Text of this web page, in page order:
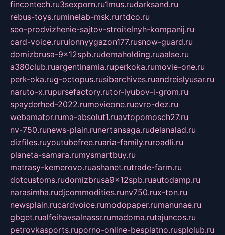
fincontech.ru3sexporn.ru1mus.rudarksand.ru
rebus-toys.ruminelab-msk.rurtdco.ru
seo-prodvizhenie-sajtov-stroitelnyh-kompanij.ru
card-voice.rurulonnyygazon177.rusnow-guard.ru
domizbrusa-9x12spb.rudemaholding.ruaalse.ru
a380club.ruargentinamia.ruperkoka.rumovie-one.ru
perk-oka.rug-octopus.rusibarchives.ruandreislyusar.ru
naruto-x.rupursefactory.rutor-lyubov-i-grom.ru
spayderhed-2022.rumovieone.ruevro-dez.ru
webamator.ruma-absolut1.ruavtopomosch27.ru
nv-750.runews-plain.runertansaga.rudelanalad.ru
dizfiles.ruyoutubefree.ruaria-family.ruroadli.ru
planeta-samara.rumysmartbuy.ru
matrasy-kemerovo.ruashanet.rutrade-farm.ru
dotcustoms.rudomizbrusa9x12spb.ruautodamp.ru
narasimha.rudjcommodities.runv750.rux-ton.ru
newsplain.rucardvoice.rumodopaper.rumanunae.ru
gbget.rualfeihavsalnassr.rumadoma.rutajuncos.ru
petrovkasports.ruporno-online-besplatno.rusplclub.ru